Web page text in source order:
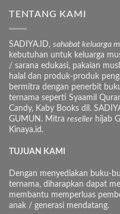
TENTANG KAMI
SADIYA.ID, sahabat keluarga
kebutuhan untuk keluarga
/ sarana edukasi, pakaian
halal dan produk-produk
bermitra dengan penerbit
ternama seperti Syaamil
Candy, Kaby Books dll.
GUMUN. Mitra reseller hijab
Kinaya.id.
TUJUAN KAMI
Dengan menyediakan buku-
ternama, diharapkan dapat
membantu memperluas
anak / generasi mendatang.